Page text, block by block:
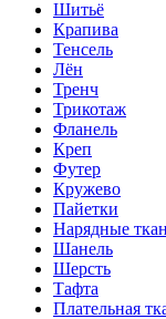
Шитьё
Крапива
Тенсель
Лён
Тренч
Трикотаж
Фланель
Креп
Футер
Кружево
Пайетки
Нарядные
Шанель
Шерсть
Тафта
Плательная